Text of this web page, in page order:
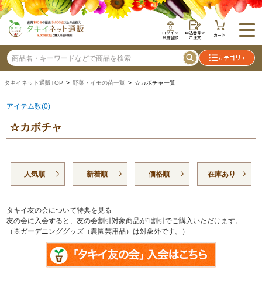
ログイン
会員登録
申込番号で
ご注文 カート
カテゴリ
タキイネット通販TOP > 野菜・イモの苗一覧 > ☆カボチャ一覧
アイテム数(0)
☆カボチャ
人気順 新着順 価格順 在庫あり
タキイ友の会について特典を見る
友の会に入会すると、友の会割引対象商品が1割引でご購入いただけます。
（※ガーデニンググッズ（農園芸用品）は対象外です。）